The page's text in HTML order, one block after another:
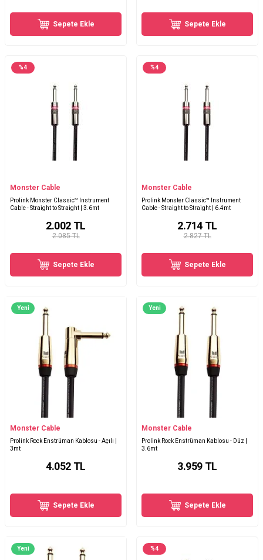
Sepete Ekle Sepete Ekle
%4
Monster Cable
Prolink Monster Classic™ Instrument
Cable - Straight to Straight | 3.6mt
2.085 TL
2.002 TL
Sepete Ekle
%4
Monster Cable
Prolink Monster Classic™ Instrument
Cable - Straight to Straight | 6.4mt
2.827 TL
2.714 TL
Sepete Ekle
Yeni
Monster Cable
Prolink Rock Enstrüman Kablosu - Açılı |
3mt
4.052 TL
Sepete Ekle
Yeni
Monster Cable
Prolink Rock Enstrüman Kablosu - Düz |
3.6mt
3.959 TL
Sepete Ekle
Yeni %4